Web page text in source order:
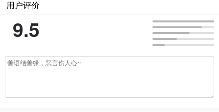
用户评价
9.5